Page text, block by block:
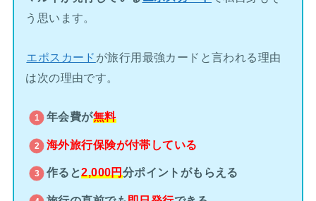
う思います。
エポスカード が旅行用最強カードと言われる理由
は次の理由です。
年会費が無料
海外旅行保険が付帯している
作ると2,000円分ポイントがもらえる